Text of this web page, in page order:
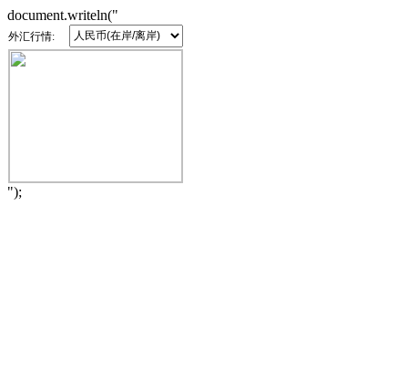
document.writeln("
外汇行情:
");